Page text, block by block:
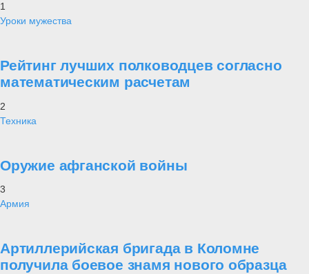
1
Уроки мужества
Рейтинг лучших полководцев согласно
математическим расчетам
2
Техника
Оружие афганской войны
3
Армия
Артиллерийская бригада в Коломне
получила боевое знамя нового образца